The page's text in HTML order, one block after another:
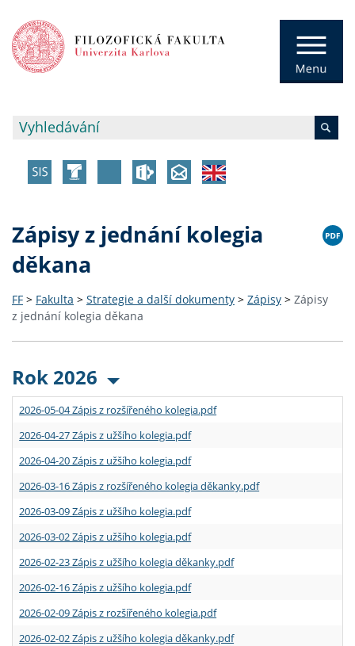
Zápisy z jednání kolegia
děkana
FF > Fakulta > Strategie a další dokumenty > Zápisy > Zápisy
z jednání kolegia děkana
Rok 2026
2026-05-04 Zápis z rozšířeného kolegia.pdf
2026-04-27 Zápis z užšího kolegia.pdf
2026-04-20 Zápis z užšího kolegia.pdf
2026-03-16 Zápis z rozšířeného kolegia děkanky.pdf
2026-03-09 Zápis z užšího kolegia.pdf
2026-03-02 Zápis z užšího kolegia.pdf
2026-02-23 Zápis z užšího kolegia děkanky.pdf
2026-02-16 Zápis z užšího kolegia.pdf
2026-02-09 Zápis z rozšířeného kolegia.pdf
2026-02-02 Zápis z užšího kolegia děkanky.pdf